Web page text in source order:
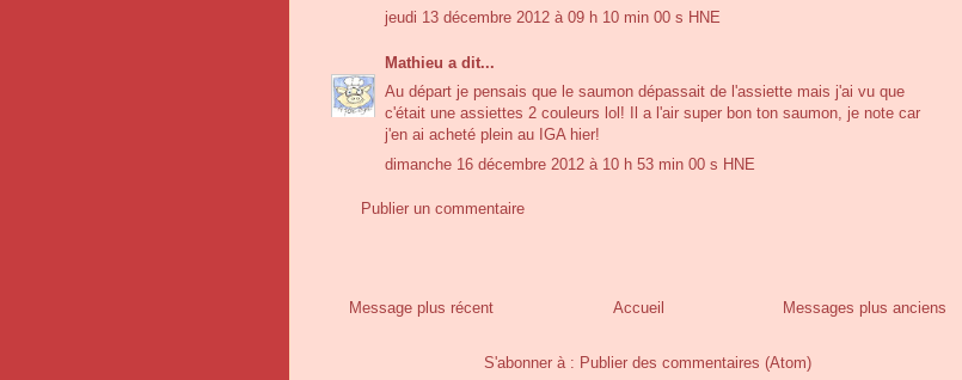
jeudi 13 décembre 2012 à 09 h 10 min 00 s HNE
Mathieu a dit...
Au départ je pensais que le saumon dépassait de l'assiette mais j'ai vu que
c'était une assiettes 2 couleurs lol! Il a l'air super bon ton saumon, je note car
j'en ai acheté plein au IGA hier!
dimanche 16 décembre 2012 à 10 h 53 min 00 s HNE
Publier un commentaire
Message plus récent Messages plus anciens
Accueil
S'abonner à : Publier des commentaires (Atom)